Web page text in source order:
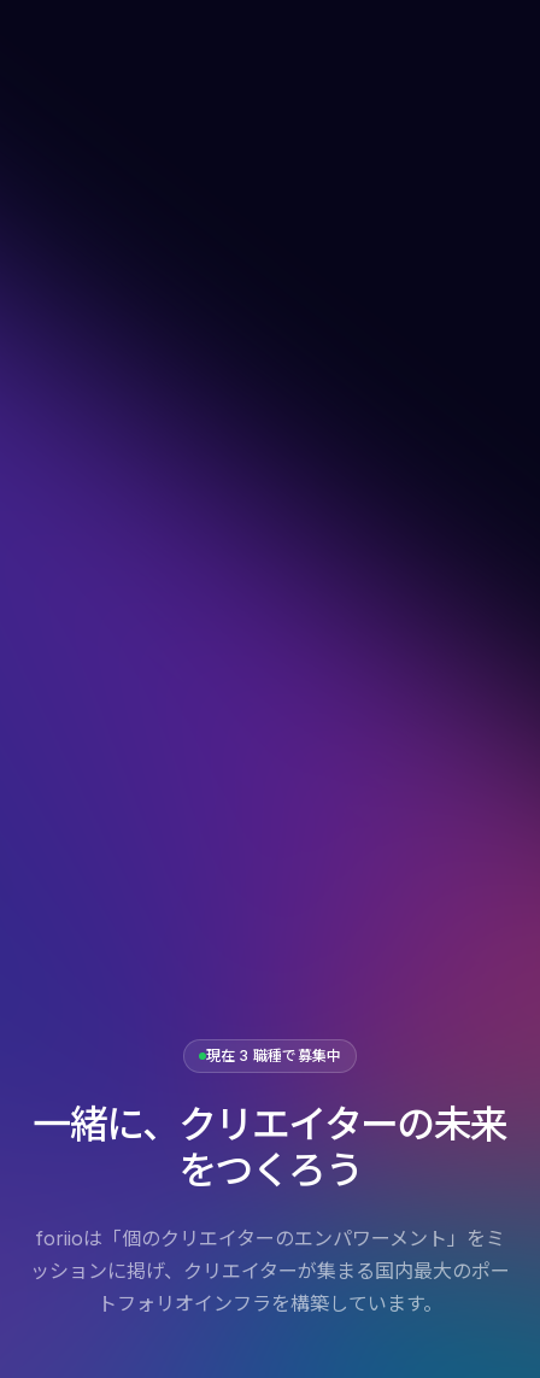
現在 3 職種で募集中
一緒に、クリエイターの未来
をつくろう
foriioは「個のクリエイターのエンパワーメント」をミ
ッションに掲げ、クリエイターが集まる国内最大のポー
トフォリオインフラを構築しています。